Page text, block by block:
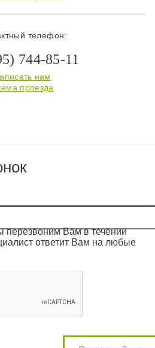
телефон:
744-85-11
нам
проезда
перезвоним Вам в течении
ответит Вам на любые